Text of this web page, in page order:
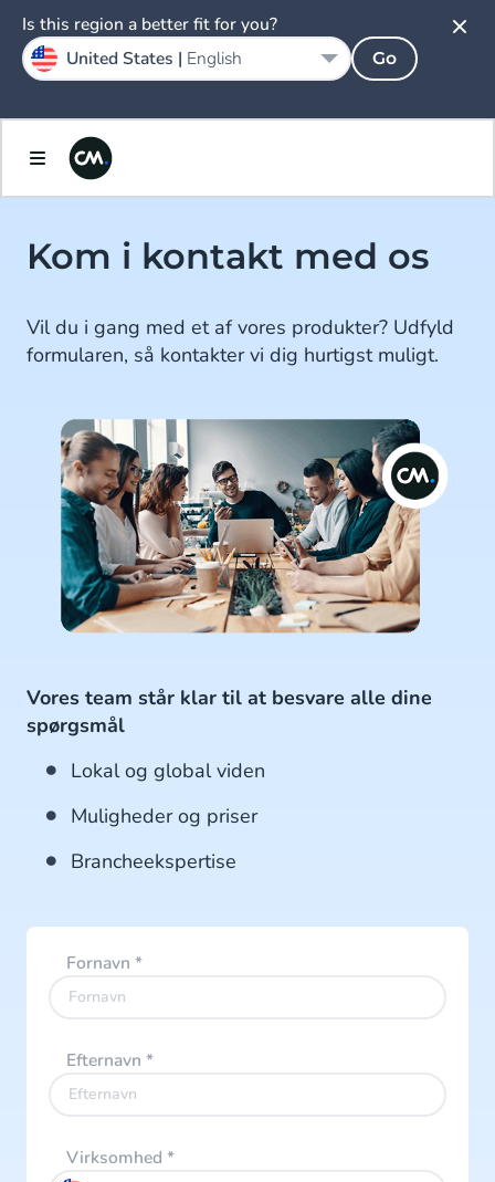
Kom i kontakt med os
Vil du i gang med et af vores produkter? Udfyld
formularen, så kontakter vi dig hurtigst muligt.
Vores team står klar til at besvare alle dine
spørgsmål
Lokal og global viden
Muligheder og priser
Brancheekspertise
Fornavn *
Efternavn *
Virksomhed *
Is this region a better fit for you?
United States | English Go